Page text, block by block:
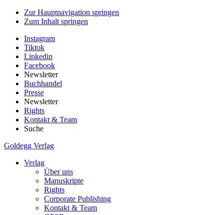
Zur Hauptnavigation springen
Zum Inhalt springen
Instagram
Tiktok
Linkedin
Facebook
Newsletter
Buchhandel
Presse
Newsletter
Rights
Kontakt & Team
Suche
Goldegg Verlag
Verlag
Über uns
Manuskripte
Rights
Corporate Publishing
Kontakt & Team